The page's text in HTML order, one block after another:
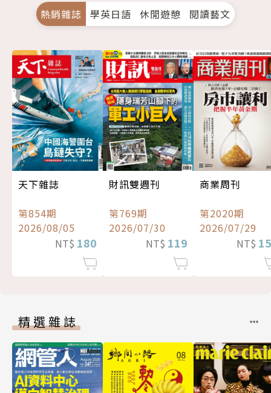
熱銷雜誌 學英日語 休閒遊憩 閱讀藝文
天下雜誌
第854期
2026/08/05
NT$ 180
財訊雙週刊
第769期
2026/07/30
NT$ 119
商業周刊
第2020期
2026/07/29
NT$
精選雜誌